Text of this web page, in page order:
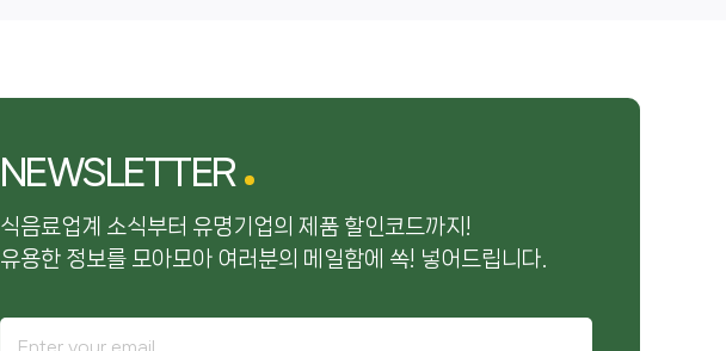
NEWSLETTER
식음료업계 소식부터 유명기업의 제품 할인코드까지!
유용한 정보를 모아모아 여러분의 메일함에 쏙! 넣어드립니다.